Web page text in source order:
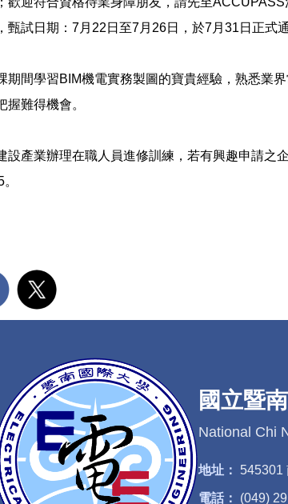
甄試日期：7月22日至7月26日，於7月31日正式
期間學習BIM機電實務製圖的寶貴經驗，熟悉業
握難得機會。
設產業辦理在職人員進修訓練，若有興趣申請之
國立暨
National Chi
地址： 545301
電話： (049)